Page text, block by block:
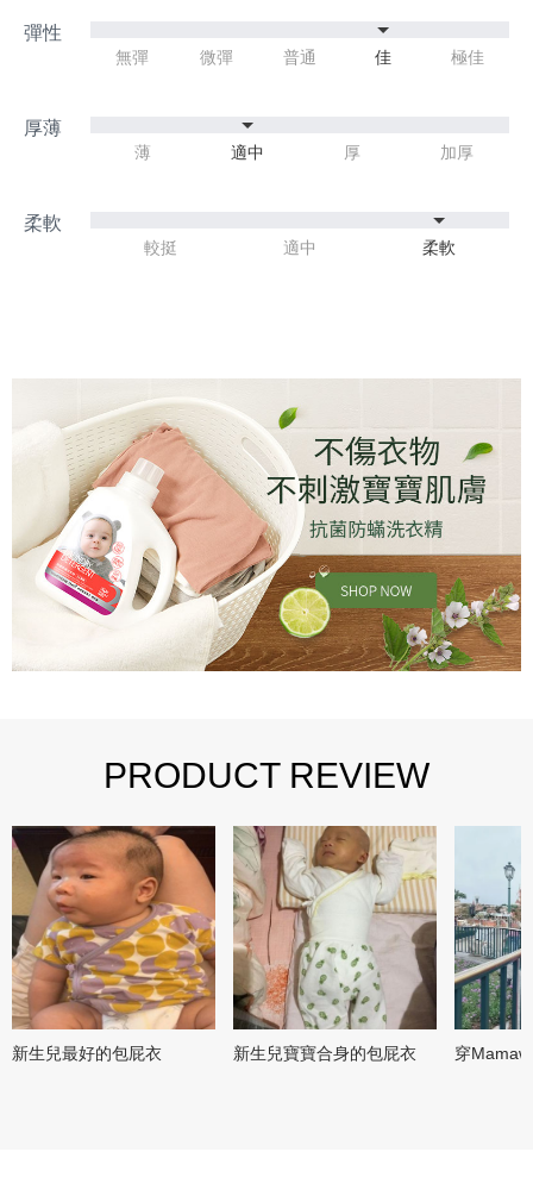
無彈 微彈 普通 佳 極佳
薄 適中 厚 加厚
較挺 適中 柔軟
PRODUCT REVIEW
新生兒最好的包屁衣 新生兒寶寶合身的包屁衣 穿